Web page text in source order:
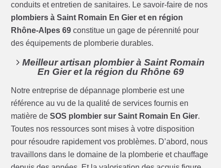
conduits et entretien de sanitaires. Le savoir-faire de nos
plombiers à Saint Romain En Gier et en région
Rhône-Alpes 69 constitue un gage de pérennité pour
des équipements de plomberie durables.
Meilleur artisan plombier à Saint Romain
En Gier et la région du Rhône 69
Notre entreprise de dépannage plomberie est une
référence au vu de la qualité de services fournis en
matière deSOS plombier sur Saint Romain En Gier.
Toutes nos ressources sont mises à votre disposition
pour résoudre rapidement vos problèmes. D’abord, nous
travaillons dans le domaine de la plomberie et chauffage